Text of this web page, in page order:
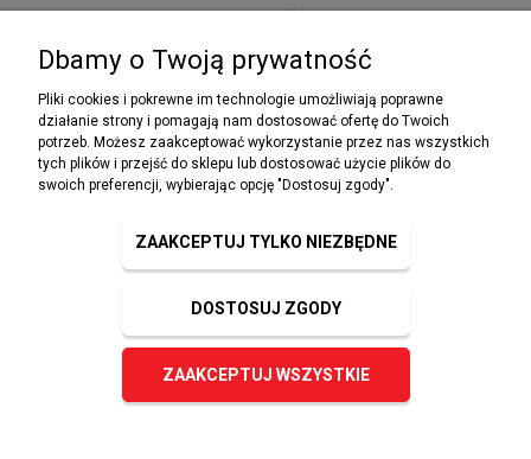
NEWSLETTER
Podaj swój adres e-mail, jeżeli chcesz otrzymywać
ZAPISZ SIĘ
Dbamy o Twoją prywatność
Pliki cookies i pokrewne im technologie umożliwiają poprawne
działanie strony i pomagają nam dostosować ofertę do Twoich
potrzeb. Możesz zaakceptować wykorzystanie przez nas wszystkich
tych plików i przejść do sklepu lub dostosować użycie plików do
swoich preferencji, wybierając opcję "Dostosuj zgody".
ZAAKCEPTUJ TYLKO NIEZBĘDNE
DOSTOSUJ ZGODY
ZAAKCEPTUJ WSZYSTKIE